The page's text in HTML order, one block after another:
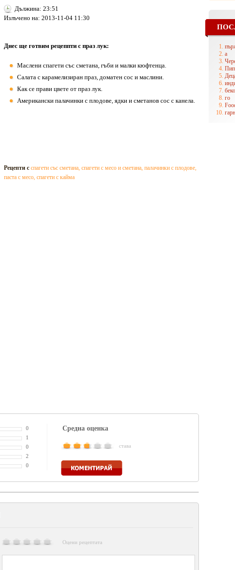
Дължина: 23:51
Излъчено на: 2013-11-04 11:30
Днес ще готвим рецеппти с праз лук:
Маслени спагети със сметана, гъби и малки кюфтенца.
Салата с карамелизиран праз, доматен сос и маслини.
Как се прави цвете от праз лук.
Американски палачинки с плодове, ядки и сметанов сос с канела.
Рецепти с спагети със сметана, спагети с месо и сметана, палачинки с плодове,
паста с месо, спагети с кайма
0
1
0
2
0
Средна оценка
става
Оцени рецептата
a
го